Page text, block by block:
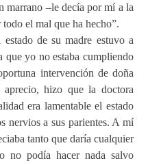
marrano –le decía por mí a la
el mal que ha hecho”.
de su madre estuvo a
que yo no estaba cumpliendo
intervención de doña
hizo que la doctora
era lamentable el estado
nervios a sus parientes. A mí
tanto que daría cualquier
no podía hacer nada salvo